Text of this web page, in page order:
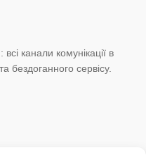
канали комунікації в
бездоганного сервісу.